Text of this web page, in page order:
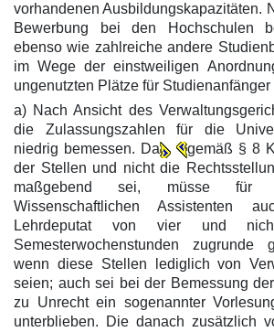
vorhandenen Ausbildungskapazitäten.
Bewerbung bei den Hochschulen
ebenso wie zahlreiche andere
im Wege der einstweiligen
ungenutzten Plätze für
a) Nach Ansicht des
die Zulassungszahlen für die
niedrig bemessen. Da
gemäß § 8
der Stellen und nicht die
maßgebend sei, müsse für
Wissenschaftlichen Assistenten
Lehrdeputat von vier und
Semesterwochenstunden zugrunde
wenn diese Stellen lediglich von
seien; auch sei bei der Bemessung
zu Unrecht ein sogenannter
unterblieben. Die danach zusätzlich